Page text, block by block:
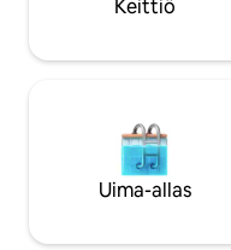
Keittiö
Uima-allas